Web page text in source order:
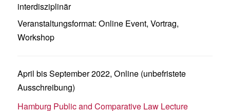
interdisziplinär
Veranstaltungsformat: Online Event, Vortrag,
Workshop
April bis September 2022, Online (unbefristete
Ausschreibung)
Hamburg Public and Comparative Law Lecture